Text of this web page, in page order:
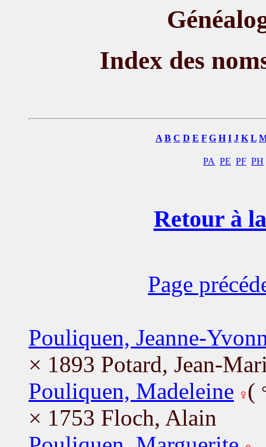
Index des
A B C D E F G H I J K L
PA PE PF PH
Retour à
Page
Pouliquen, Jeanne-
× 1893 Potard, Jean-
Pouliquen, Madeleine (
× 1753 Floch, Alain